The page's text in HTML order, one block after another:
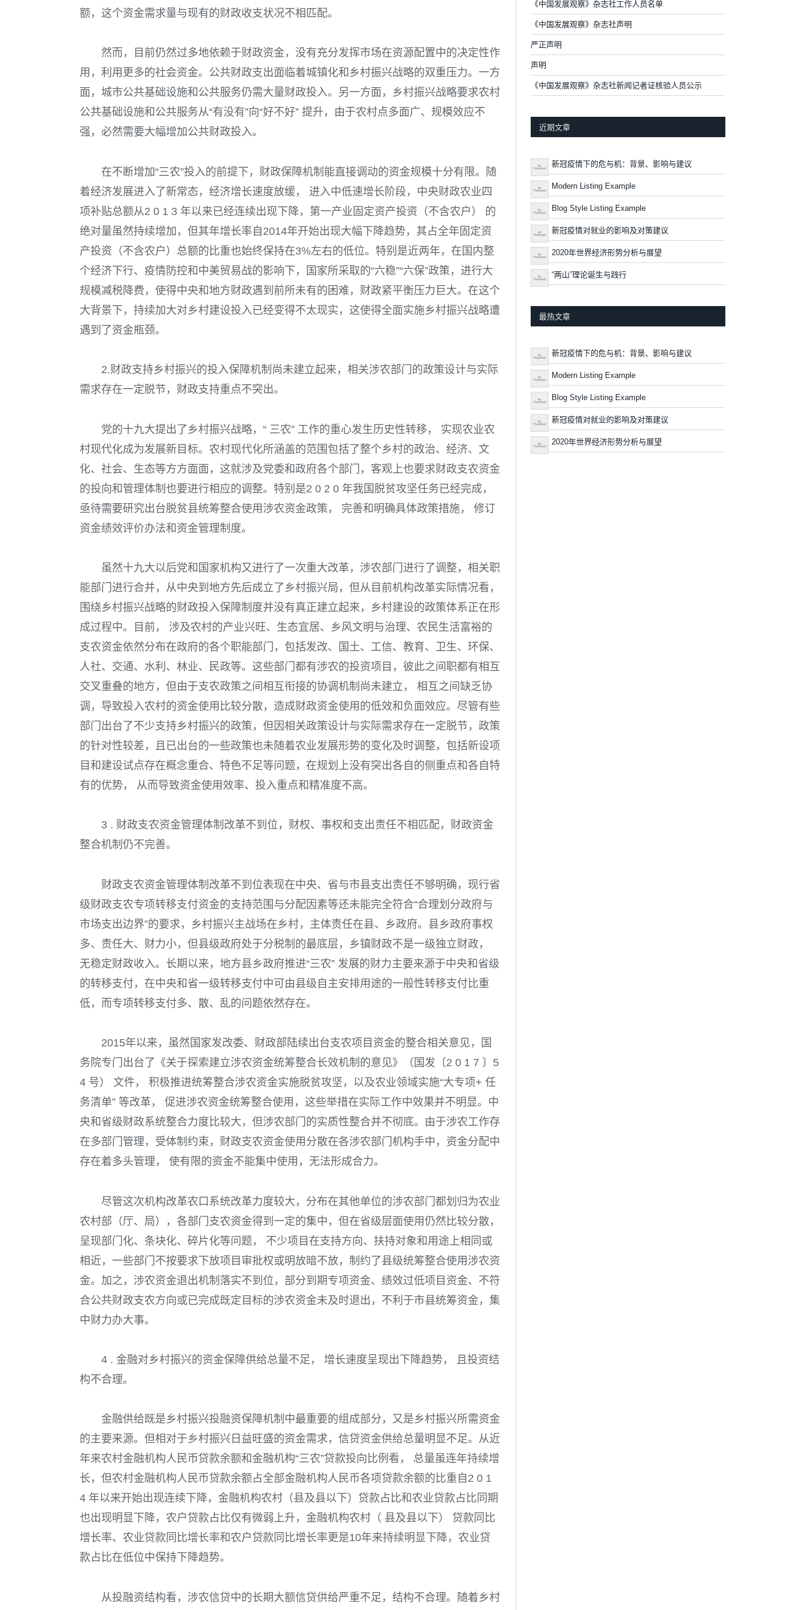
额，这个资金需求量与现有的财政收支状况不相匹配。
然而，目前仍然过多地依赖于财政资金，没有充分发挥市场在资源配置中的决定性作
用，利用更多的社会资金。公共财政支出面临着城镇化和乡村振兴战略的双重压力。一方
面，城市公共基础设施和公共服务仍需大量财政投入。另一方面，乡村振兴战略要求农村
公共基础设施和公共服务从“有没有”向“好不好” 提升，由于农村点多面广、规模效应不
强，必然需要大幅增加公共财政投入。
在不断增加“三农”投入的前提下，财政保障机制能直接调动的资金规模十分有限。随
着经济发展进入了新常态，经济增长速度放缓， 进入中低速增长阶段，中央财政农业四
项补贴总额从2 0 1 3 年以来已经连续出现下降，第一产业固定资产投资（不含农户） 的
绝对量虽然持续增加，但其年增长率自2014年开始出现大幅下降趋势，其占全年固定资
产投资（不含农户）总额的比重也始终保持在3%左右的低位。特别是近两年，在国内整
个经济下行、疫情防控和中美贸易战的影响下，国家所采取的“六稳”“六保”政策，进行大
规模减税降费，使得中央和地方财政遇到前所未有的困难，财政紧平衡压力巨大。在这个
大背景下，持续加大对乡村建设投入已经变得不太现实，这使得全面实施乡村振兴战略遭
遇到了资金瓶颈。
2.财政支持乡村振兴的投入保障机制尚未建立起来，相关涉农部门的政策设计与实际
需求存在一定脱节，财政支持重点不突出。
党的十九大提出了乡村振兴战略，“ 三农” 工作的重心发生历史性转移， 实现农业农
村现代化成为发展新目标。农村现代化所涵盖的范围包括了整个乡村的政治、经济、文
化、社会、生态等方方面面，这就涉及党委和政府各个部门，客观上也要求财政支农资金
的投向和管理体制也要进行相应的调整。特别是2 0 2 0 年我国脱贫攻坚任务已经完成，
亟待需要研究出台脱贫县统筹整合使用涉农资金政策， 完善和明确具体政策措施， 修订
资金绩效评价办法和资金管理制度。
虽然十九大以后党和国家机构又进行了一次重大改革，涉农部门进行了调整，相关职
能部门进行合并，从中央到地方先后成立了乡村振兴局，但从目前机构改革实际情况看，
围绕乡村振兴战略的财政投入保障制度并没有真正建立起来，乡村建设的政策体系正在形
成过程中。目前， 涉及农村的产业兴旺、生态宜居、乡风文明与治理、农民生活富裕的
支农资金依然分布在政府的各个职能部门，包括发改、国土、工信、教育、卫生、环保、
人社、交通、水利、林业、民政等。这些部门都有涉农的投资项目，彼此之间职都有相互
交叉重叠的地方，但由于支农政策之间相互衔接的协调机制尚未建立， 相互之间缺乏协
调，导致投入农村的资金使用比较分散，造成财政资金使用的低效和负面效应。尽管有些
部门出台了不少支持乡村振兴的政策，但因相关政策设计与实际需求存在一定脱节，政策
的针对性较差，且已出台的一些政策也未随着农业发展形势的变化及时调整，包括新设项
目和建设试点存在概念重合、特色不足等问题，在规划上没有突出各自的侧重点和各自特
有的优势， 从而导致资金使用效率、投入重点和精准度不高。
3 . 财政支农资金管理体制改革不到位，财权、事权和支出责任不相匹配，财政资金
整合机制仍不完善。
财政支农资金管理体制改革不到位表现在中央、省与市县支出责任不够明确，现行省
级财政支农专项转移支付资金的支持范围与分配因素等还未能完全符合“合理划分政府与
市场支出边界”的要求，乡村振兴主战场在乡村，主体责任在县、乡政府。县乡政府事权
多、责任大、财力小，但县级政府处于分税制的最底层，乡镇财政不是一级独立财政，
无稳定财政收入。长期以来，地方县乡政府推进“三农” 发展的财力主要来源于中央和省级
的转移支付，在中央和省一级转移支付中可由县级自主安排用途的一般性转移支付比重
低，而专项转移支付多、散、乱的问题依然存在。
2015年以来，虽然国家发改委、财政部陆续出台支农项目资金的整合相关意见，国
务院专门出台了《关于探索建立涉农资金统筹整合长效机制的意见》（ 国发〔2 0 1 7 〕5
4 号） 文件， 积极推进统筹整合涉农资金实施脱贫攻坚，以及农业领域实施“大专项+ 任
务清单” 等改革， 促进涉农资金统筹整合使用，这些举措在实际工作中效果并不明显。中
央和省级财政系统整合力度比较大，但涉农部门的实质性整合并不彻底。由于涉农工作存
在多部门管理，受体制约束，财政支农资金使用分散在各涉农部门机构手中，资金分配中
存在着多头管理， 使有限的资金不能集中使用，无法形成合力。
尽管这次机构改革农口系统改革力度较大，分布在其他单位的涉农部门都划归为农业
农村部（厅、局），各部门支农资金得到一定的集中，但在省级层面使用仍然比较分散，
呈现部门化、条块化、碎片化等问题， 不少项目在支持方向、扶持对象和用途上相同或
相近，一些部门不按要求下放项目审批权或明放暗不放，制约了县级统筹整合使用涉农资
金。加之，涉农资金退出机制落实不到位，部分到期专项资金、绩效过低项目资金、不符
合公共财政支农方向或已完成既定目标的涉农资金未及时退出，不利于市县统筹资金，集
中财力办大事。
4 . 金融对乡村振兴的资金保障供给总量不足， 增长速度呈现出下降趋势， 且投资结
构不合理。
金融供给既是乡村振兴投融资保障机制中最重要的组成部分，又是乡村振兴所需资金
的主要来源。但相对于乡村振兴日益旺盛的资金需求，信贷资金供给总量明显不足。从近
年来农村金融机构人民币贷款余额和金融机构“三农”贷款投向比例看， 总量虽连年持续增
长，但农村金融机构人民币贷款余额占全部金融机构人民币各项贷款余额的比重自 2 0 1
4 年以来开始出现连续下降，金融机构农村（县及县以下 ）贷款占比和农业贷款占比同期
也出现明显下降，农户贷款占比仅有微弱上升，金融机构农村（ 县及县以下 ） 贷款同比
增长率、农业贷款同比增长率和农户贷款同比增长率更是10年来持续明显下降，农业贷
款占比在低位中保持下降趋势。
从投融资结构看，涉农信贷中的长期大额信贷供给严重不足，结构不合理。随着乡村
《中国发展观察》杂志社工作人员名单
《中国发展观察》杂志社声明
严正声明
声明
《中国发展观察》杂志社新闻记者证核验人员公示
近期文章
新冠疫情下的危与机：背景、影响与建议
Modern Listing Example
Blog Style Listing Example
新冠疫情对就业的影响及对策建议
2020年世界经济形势分析与展望
“两山”理论诞生与践行
最热文章
新冠疫情下的危与机：背景、影响与建议
Modern Listing Example
Blog Style Listing Example
新冠疫情对就业的影响及对策建议
2020年世界经济形势分析与展望